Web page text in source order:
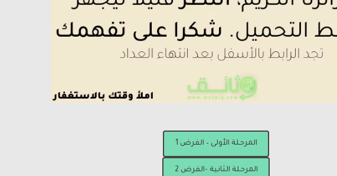
المرحلة الأولى – الفرض 1
المرحلة الثانية -الفرض 2